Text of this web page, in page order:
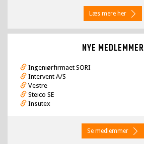
Læs mere her
NYE MEDLEMMER
Ingeniørfirmaet SORI
Intervent A/S
Vestre
Steico SE
Insutex
Se medlemmer